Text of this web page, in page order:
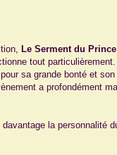
Le Serment du
tout
sa grande bonté et
a profondément
la personnalité